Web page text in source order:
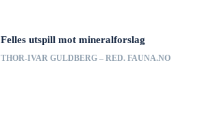
Felles utspill mot mineralforslag
THOR-IVAR GULDBERG – RED. FAUNA.NO